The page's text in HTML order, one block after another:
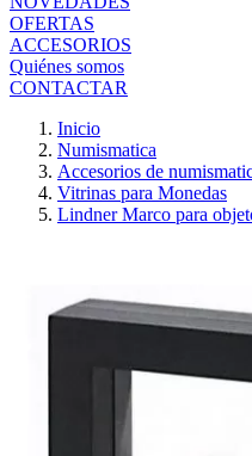
OFERTAS
ACCESORIOS
Quiénes somos
CONTACTAR
Inicio
Numismatica
Accesorios de
Vitrinas para Monedas
Lindner Marco para